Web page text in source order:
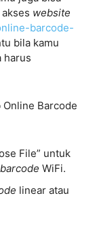
website
barcode-
bila kamu
harus
Online Barcode
File” untuk
barcode WiFi.
linear atau